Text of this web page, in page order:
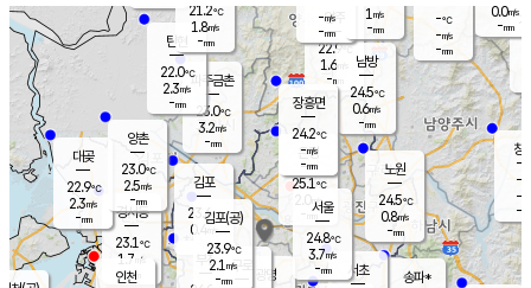
양주
22.9℃
1.6
-mm
경서동
23.1℃
1.7 m/s
-mm
파주금촌
23.0℃
3.2m/s
-mm
-℃
-m/s
-mm
대곶
22.9℃
2.3m/s
-mm
창
-
-m/
-
탄현
22.0℃
2.3m/s
-mm
0.0m/s
-mm
김포
23.6℃
0.4 m/s
mm
광명
부천
양촌
23.0℃
2.5m/s
-mm
구로
은평
25.1℃
2.0 m/s
- mm
노원
24.5℃
0.8m/s
-mm
송파*
서초
남방
24.5℃
0.6m/s
-mm
장흥면
24.2℃
-m/s
-mm
-m/s
-mm
김포(공)
23.9℃
2.1 m/s
-mm
인천
서울
24.8℃
3.7m/s
-mm
21.2℃
1.8m/s
-mm
1 m/s
-mm